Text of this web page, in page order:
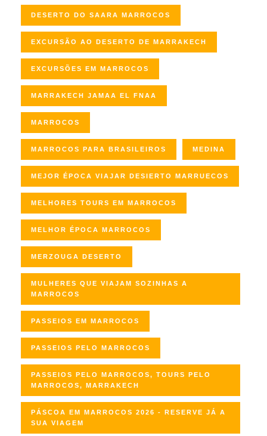
DESERTO DO SAARA MARROCOS
EXCURSÃO AO DESERTO DE MARRAKECH
EXCURSÕES EM MARROCOS
MARRAKECH JAMAA EL FNAA
MARROCOS
MARROCOS PARA BRASILEIROS MEDINA
MEJOR ÉPOCA VIAJAR DESIERTO MARRUECOS
MELHORES TOURS EM MARROCOS
MELHOR ÉPOCA MARROCOS
MERZOUGA DESERTO
MULHERES QUE VIAJAM SOZINHAS A
MARROCOS
PASSEIOS EM MARROCOS
PASSEIOS PELO MARROCOS
PASSEIOS PELO MARROCOS, TOURS PELO
MARROCOS, MARRAKECH
PÁSCOA EM MARROCOS 2026 - RESERVE JÁ A
SUA VIAGEM